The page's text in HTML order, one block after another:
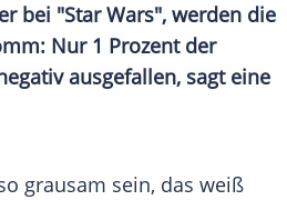
bei "Star Wars", werden die
Nur 1 Prozent der
ausgefallen, sagt eine
grausam sein, das weiß